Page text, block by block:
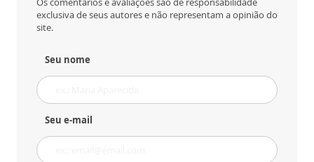
exclusiva de seus autores e não representam a opinião do
site.
Seu nome
Seu e-mail